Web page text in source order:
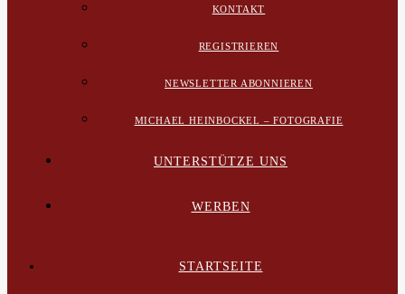
KONTAKT
REGISTRIEREN
NEWSLETTER ABONNIEREN
MICHAEL HEINBOCKEL – FOTOGRAFIE
UNTERSTÜTZE UNS
WERBEN
STARTSEITE